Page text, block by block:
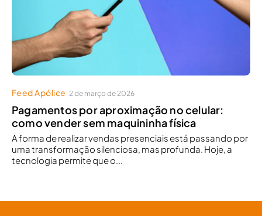
Feed Apólice 2 de março de 2026
Pagamentos por aproximação no celular:
como vender sem maquininha física
A forma de realizar vendas presenciais está passando por
uma transformação silenciosa, mas profunda. Hoje, a
tecnologia permite que o...